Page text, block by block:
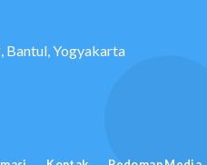
Bantul, Yogyakarta